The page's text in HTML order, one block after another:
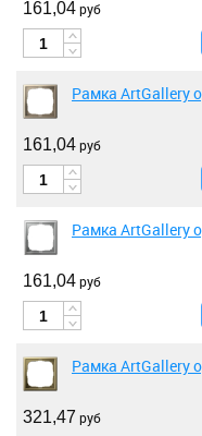
161,04руб
Рамка ArtGallery
161,04руб
Рамка ArtGallery
161,04руб
Рамка ArtGallery
321,47 руб